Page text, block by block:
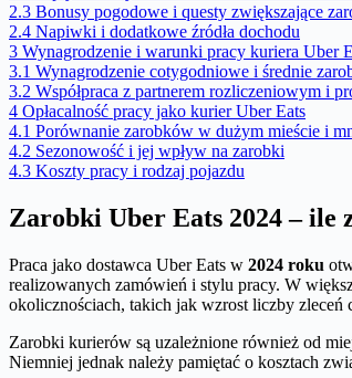
2.3 Bonusy pogodowe i questy zwiększające
2.4 Napiwki i dodatkowe źródła dochodu
3 Wynagrodzenie i warunki pracy kuriera Uber
3.1 Wynagrodzenie cotygodniowe i średnie
3.2 Współpraca z partnerem rozliczeniowym i
4 Opłacalność pracy jako kurier Uber Eats
4.1 Porównanie zarobków w dużym mieście i
4.2 Sezonowość i jej wpływ na zarobki
4.3 Koszty pracy i rodzaj pojazdu
Zarobki Uber Eats 2024 – ile
Praca jako dostawca Uber Eats w 2024 roku
realizowanych zamówień i stylu pracy. W
okolicznościach, takich jak wzrost liczby zleceń
Zarobki kurierów są uzależnione również od
Niemniej jednak należy pamiętać o kosztach